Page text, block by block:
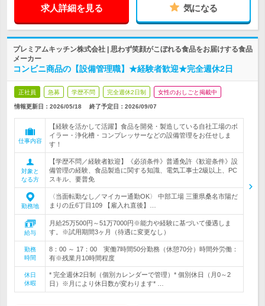
求人詳細を見る 気になる
プレミアムキッチン株式会社 | 思わず笑顔がこぼれる食品をお届けする食品
メーカー
コンビニ商品の【設備管理職】★経験者歓迎★完全週休2日
正社員 急募 学歴不問 完全週休2日制 女性のおしごと掲載中
情報更新日：2026/05/18 終了予定日： 2026/09/07
仕事内容
【経験を活かして活躍】食品を開発・製造している自社工場のボ
イラー・浄化槽・コンプレッサーなどの設備管理をお任せしま
す！
対象と
なる方
【学歴不問／経験者歓迎】《必須条件》普通免許《歓迎条件》設
備管理の経験、食品製造に関する知識、電気工事士2級以上、PC
スキル、要普免
勤務地
〈当面転勤なし／マイカー通勤OK〉 中部工場 三重県桑名市陽だ
まりの丘6丁目109 【雇入れ直後】…
給与
月給25万500円～51万7000円※能力や経験に基づいて優遇しま
す。※試用期間3ヶ月（待遇に変更なし）
勤務
時間
8：00 ～ 17：00 実働7時間50分勤務（休憩70分）時間外労働：
有※残業月10時間程度
休日
休暇
* 完全週休2日制（個別カレンダーで管理）* 個別休日（月0～2
日）※月により休日数が変わります* …